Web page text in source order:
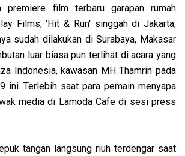
premiere film terbaru garapan rumah
Films, 'Hit & Run' singgah di Jakarta,
sudah dilakukan di Surabaya, Makasar
luar biasa pun terlihat di acara yang
Indonesia, kawasan MH Thamrin pada
ini. Terlebih saat para pemain menyapa
media di LamodaCafe di sesi press
tangan langsung riuh terdengar saat